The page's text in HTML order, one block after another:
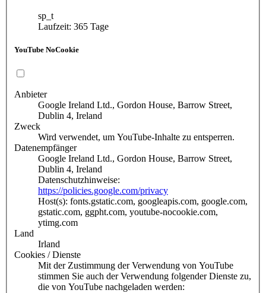
sp_t
Laufzeit: 365 Tage
YouTube NoCookie
Anbieter
Google Ireland Ltd., Gordon House, Barrow Street,
Dublin 4, Ireland
Zweck
Wird verwendet, um YouTube-Inhalte zu entsperren.
Datenempfänger
Google Ireland Ltd., Gordon House, Barrow Street,
Dublin 4, Ireland
Datenschutzhinweise:
https://policies.google.com/privacy
Host(s): fonts.gstatic.com, googleapis.com, google.com,
gstatic.com, ggpht.com, youtube-nocookie.com,
ytimg.com
Land
Irland
Cookies / Dienste
Mit der Zustimmung der Verwendung von YouTube
stimmen Sie auch der Verwendung folgender Dienste zu,
die von YouTube nachgeladen werden: